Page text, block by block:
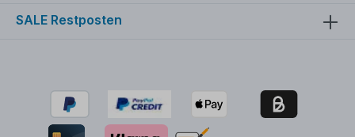
SALE Restposten